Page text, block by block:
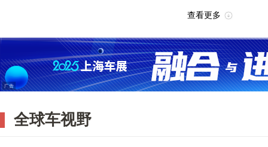
查看更多
全球车视野